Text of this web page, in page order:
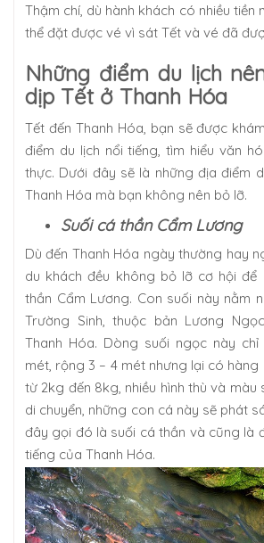
Thậm chí, dù hành khách có nhiều tiền
thể đặt được vé vì sát Tết và vé đã
Những điểm du lịch
dịp Tết ở Thanh Hóa
Tết đến Thanh Hóa, bạn sẽ được
điểm du lịch nổi tiếng, tìm hiểu văn
thực. Dưới đây sẽ là những địa điểm
Thanh Hóa mà bạn không nên bỏ lỡ.
Suối cá thần Cẩm Lương
Dù đến Thanh Hóa ngày thường hay
du khách đều không bỏ lỡ cơ hội để
thần Cẩm Lương. Con suối này nằm
Trường Sinh, thuộc bản Lương
Thanh Hóa. Dòng suối ngọc này
mét, rộng 3 – 4 mét nhưng lại có
từ 2kg đến 8kg, nhiều hình thù và màu
di chuyển, những con cá này sẽ phát
đây gọi đó là suối cá thần và cũng là
tiếng của Thanh Hóa.